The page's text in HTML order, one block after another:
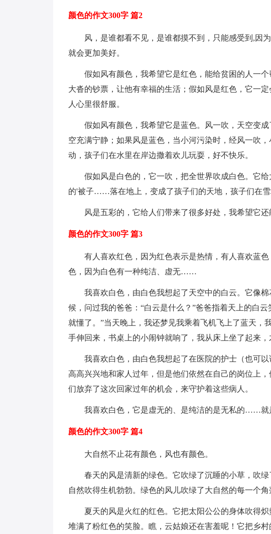
颜色的作文300字 篇2
风，是谁都看不见，是谁都摸不到，只能感受到,因
就会更加美好。
假如风有颜色，我希望它是红色，能给贫困的人一
大沓的钞票，让他有幸福的生活；假如风是红色，它一
人心里很舒服。
假如风有颜色，我希望它是蓝色。风一吹，天空变
空充满宁静；如果风是蓝色，当小河污染时，经风一吹
动，孩子们在水里在岸边撒着欢儿玩耍，好不快乐。
假如风是白色的，它一吹，把全世界吹成白色。它
的'被子……落在地上，变成了孩子们的天地，孩子们在
风是五彩的，它给人们带来了很多好处，我希望它还
颜色的作文300字 篇3
有人喜欢红色，因为红色表示是热情，有人喜欢蓝
色，因为白色有一种纯洁、虚无……
我喜欢白色，由白色我想起了天空中的白云。它像
候，问过我的爸爸：“白云是什么？”爸爸指着天上的白
就懂了。”当天晚上，我还梦见我乘着飞机飞上了蓝天，
手伸回来，书桌上的小闹钟就响了，我从床上坐了起来，
我喜欢白色，由白色我想起了在医院的护士（也可
高高兴兴地和家人过年，但是他们依然在自己的岗位上
们放弃了这次回家过年的机会，来守护着这些病人。
我喜欢白色，它是虚无的、是纯洁的是无私的……就
颜色的作文300字 篇4
大自然不止花有颜色，风也有颜色。
春天的风是清新的绿色。它吹绿了沉睡的小草，吹
自然吹得生机勃勃。绿色的风儿吹绿了大自然的每一个角
夏天的风是火红的红色。它把太阳公公的身体吹得
堆满了粉红色的笑脸。瞧，云姑娘还在害羞呢！它把乡